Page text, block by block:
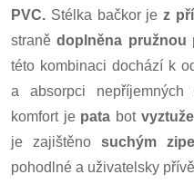
PVC. Stélka bačkor jez
stranědoplněna pružnou
této kombinaci dochází k
a absorpci
komfort je pata bot
je zajištěno suchým
pohodlné a uživatelsky